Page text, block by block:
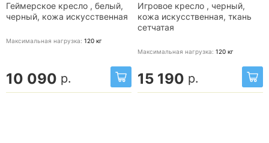
Геймерское кресло , белый,
черный, кожа искусственная
Максимальная нагрузка: 120 кг
10 090 р.
Игровое кресло , черный,
кожа искусственная, ткань
сетчатая
Максимальная нагрузка: 120 кг
15 190 р.